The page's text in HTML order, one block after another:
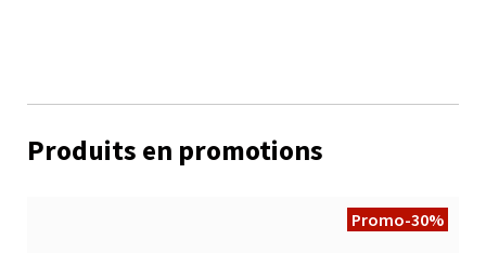
Produits en promotions
Promo-30%